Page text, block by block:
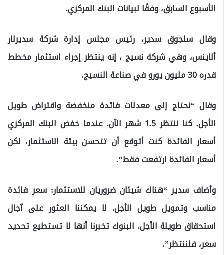
الأسبوع السابق، وفقًا لبيانات البنك المركزي.
وقال سلجوق سدير، رئيس مجلس إدارة شركة سديرلار
ألاينس، وهي شركة نسيج ، إنه ينتظر إجراء استثمار مخطط
قدره 30 مليون يورو في صناعة النسيج.
وقال “نحتاج إلى معدلات فائدة منخفضة واقتراض طويل
الأجل. كنا ننتظر 1.5 شهر الآن. عندما خفض البنك المركزي
أسعار الفائدة كنت أتوقع أن تتحسن بيئة الاستثمار، لكن
أسعار الفائدة ارتفعت فقط”.
وأضاف سدير “هناك شيئان ضروريان للاستثمار: سعر فائدة
مناسب وتمويل طويل الأجل. لا يمكننا العثور على آجال
استحقاق طويلة الأجل. البنوك تخبرنا أنها لا تستطيع تحديد
سعر، فلننتظر”.